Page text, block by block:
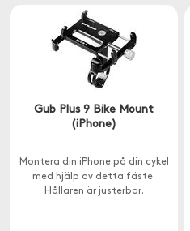
Gub Plus 9 Bike Mount
(iPhone)
Montera din iPhone på din cykel
med hjälp av detta fäste.
Hållaren är justerbar.